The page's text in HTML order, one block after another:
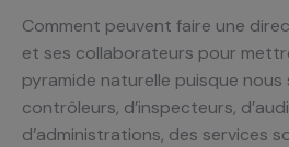
Comment peuvent faire une
et ses collaborateurs pour
pyramide naturelle puisque
contrôleurs, d’inspecteurs,
d’administrations, des services